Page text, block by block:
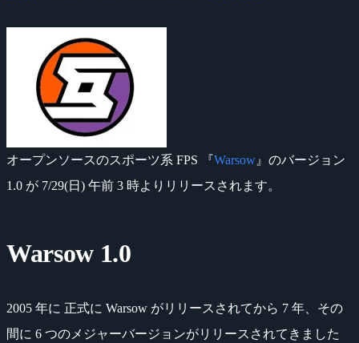
オープンソースのスポーツ系 FPS 『Warsow 』のバージョン
1.0 が 7/29(日) 午前 3 時よりリリースされます。
Warsow 1.0
2005 年に 正式に Warsow がリリースされてから 7 年、その
間に 6 つのメジャーバージョンがリリースされてきました